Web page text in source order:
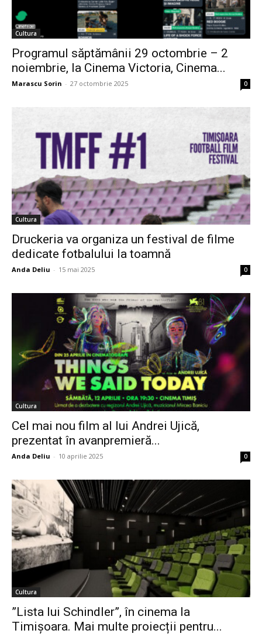
Cultura
Programul săptămânii 29 octombrie – 2
noiembrie, la Cinema Victoria, Cinema...
Marascu Sorin - 27 octombrie 2025 0
Cultura
Druckeria va organiza un festival de filme
dedicate fotbalului la toamnă
Anda Deliu - 15 mai 2025 0
Cultura
Cel mai nou film al lui Andrei Ujică,
prezentat în avanpremieră...
Anda Deliu - 10 aprilie 2025 0
Cultura
”Lista lui Schindler”, în cinema la
Timișoara. Mai multe proiecții pentru...